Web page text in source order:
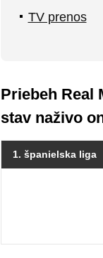
TV prenos
Priebeh Real
stav naživo
1. španielska liga